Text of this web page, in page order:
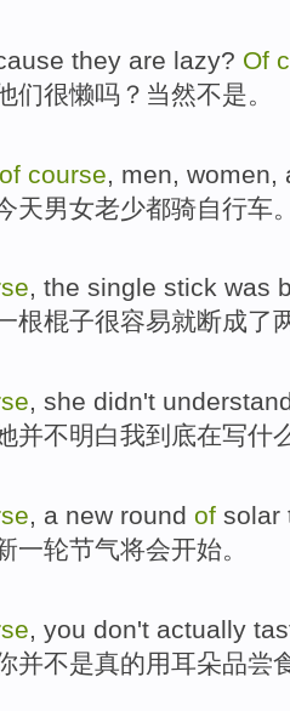
they are lazy? Of
们很懒吗？当然不是。
of course , men,
天男女老少都骑自行车
, the single stick was
根棍子很容易就断成了
, she didn't
并不明白我到底在写什
, a new round of solar
一轮节气将会开始。
, you don't actually
并不是真的用耳朵品尝